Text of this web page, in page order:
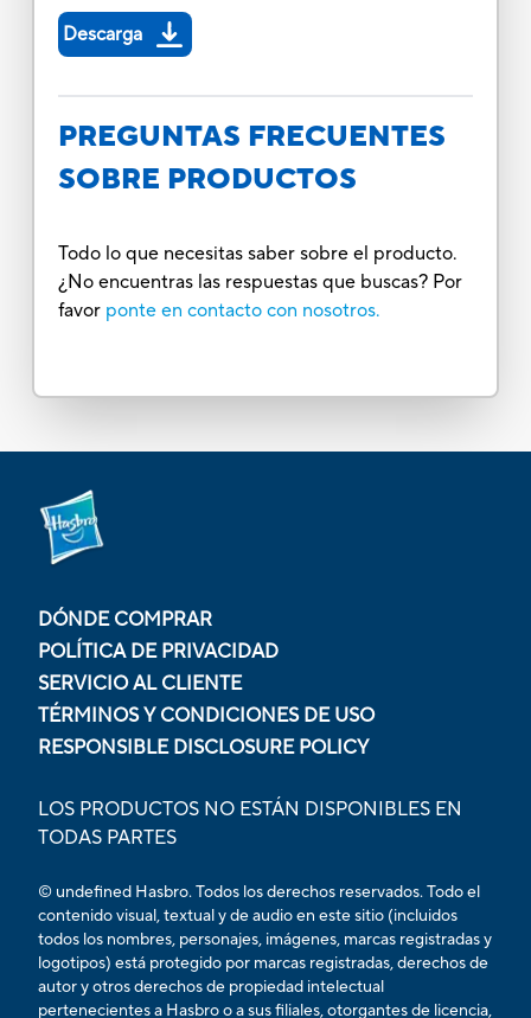
Descarga
PREGUNTAS FRECUENTES
SOBRE PRODUCTOS
Todo lo que necesitas saber sobre el producto.
¿No encuentras las respuestas que buscas? Por
favor ponte en contacto con nosotros.
DÓNDE COMPRAR
POLÍTICA DE PRIVACIDAD
SERVICIO AL CLIENTE
TÉRMINOS Y CONDICIONES DE USO
RESPONSIBLE DISCLOSURE POLICY
LOS PRODUCTOS NO ESTÁN DISPONIBLES EN
TODAS PARTES
© undefined Hasbro. Todos los derechos reservados. Todo el
contenido visual, textual y de audio en este sitio (incluidos
todos los nombres, personajes, imágenes, marcas registradas y
logotipos) está protegido por marcas registradas, derechos de
autor y otros derechos de propiedad intelectual
pertenecientes a Hasbro o a sus filiales, otorgantes de licencia,